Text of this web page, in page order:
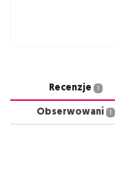
Recenzje 1
Obserwowani 1